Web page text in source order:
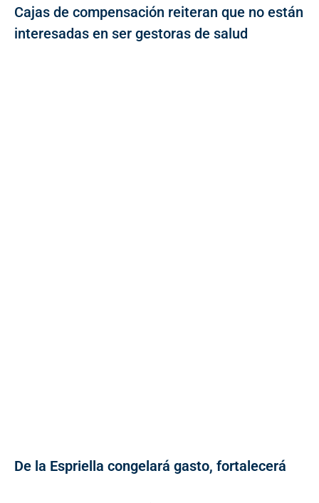
Cajas de compensación reiteran que no están
interesadas en ser gestoras de salud
De la Espriella congelará gasto, fortalecerá